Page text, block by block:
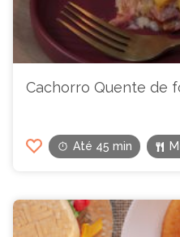
Cachorro Quente de
Até 45 min